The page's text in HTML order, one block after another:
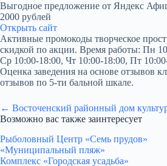
Выгодное предложение от Яндекс
2000 рублей
Открыть сайт
Активные промокоды творческое
скидкой по акции. Время работы: Пн
Ср 10:00-18:00, Чт 10:00-18:00, Пт
Оценка заведения на основе отзывов
отзывов по 5-ти бальной шкале.
← Восточенский районный дом
Возможно вас также заинтересует
Рыболовный Центр «Семь прудов»
«Муниципальный пляж»
Комплекс «Городская усадьба»